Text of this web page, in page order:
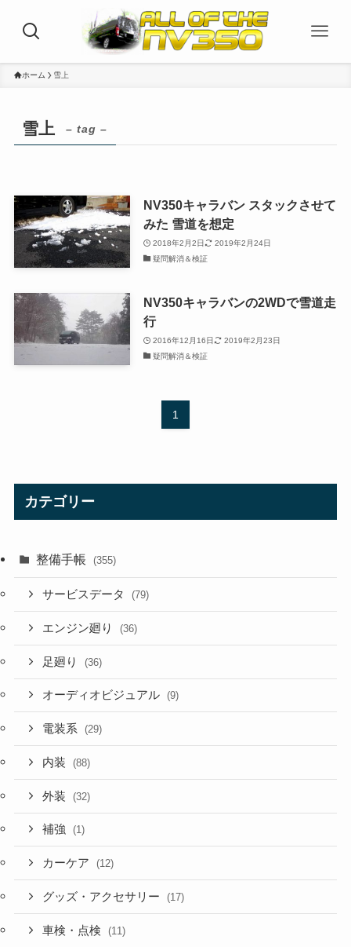
ホーム 雪上
雪上 – tag –
NV350キャラバン スタックさせて
みた 雪道を想定
2018年2月2日
2019年2月24日
疑問解消＆検証
NV350キャラバンの2WDで雪道走
行
2016年12月16日
2019年2月23日
疑問解消＆検証
1
カテゴリー
整備手帳 (355)
サービスデータ (79)
エンジン廻り (36)
足廻り (36)
オーディオビジュアル (9)
電装系 (29)
内装 (88)
外装 (32)
補強 (1)
カーケア (12)
グッズ・アクセサリー (17)
車検・点検 (11)